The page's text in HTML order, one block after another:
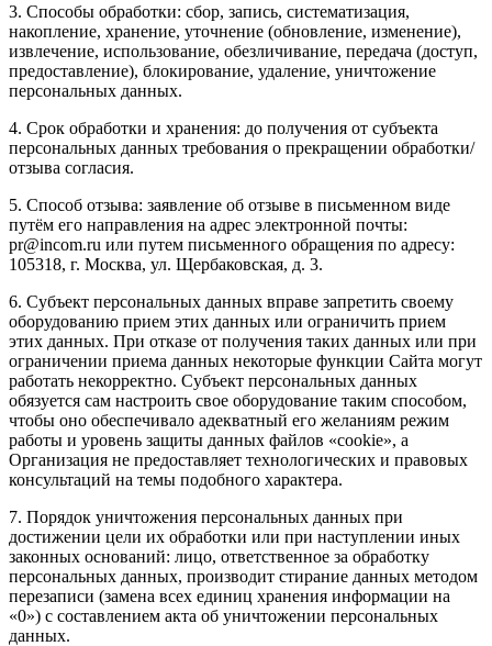
3. Способы обработки: сбор, запись, систематизация,
накопление, хранение, уточнение (обновление, изменение),
извлечение, использование, обезличивание, передача (доступ,
предоставление), блокирование, удаление, уничтожение
персональных данных.
4. Срок обработки и хранения: до получения от субъекта
персональных данных требования о прекращении обработки/
отзыва согласия.
5. Способ отзыва: заявление об отзыве в письменном виде
путём его направления на адрес электронной почты:
pr@incom.ru или путем письменного обращения по адресу:
105318, г. Москва, ул. Щербаковская, д. 3.
6. Субъект персональных данных вправе запретить своему
оборудованию прием этих данных или ограничить прием
этих данных. При отказе от получения таких данных или при
ограничении приема данных некоторые функции Сайта могут
работать некорректно. Субъект персональных данных
обязуется сам настроить свое оборудование таким способом,
чтобы оно обеспечивало адекватный его желаниям режим
работы и уровень защиты данных файлов «cookie», а
Организация не предоставляет технологических и правовых
консультаций на темы подобного характера.
7. Порядок уничтожения персональных данных при
достижении цели их обработки или при наступлении иных
законных оснований: лицо, ответственное за обработку
персональных данных, производит стирание данных методом
перезаписи (замена всех единиц хранения информации на
«0») с составлением акта об уничтожении персональных
данных.